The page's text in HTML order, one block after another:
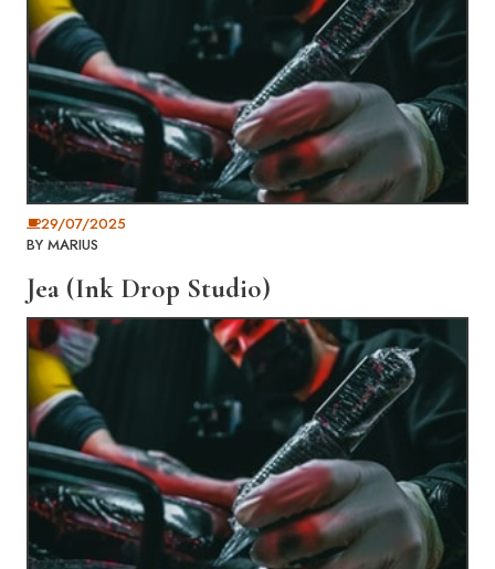
29/07/2025
BY MARIUS
Jea (Ink Drop Studio)